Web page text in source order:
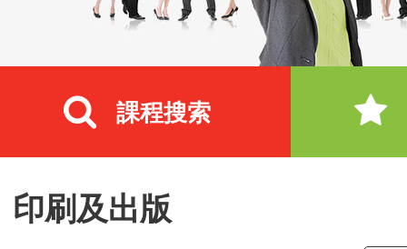
課程搜索
印刷及出版